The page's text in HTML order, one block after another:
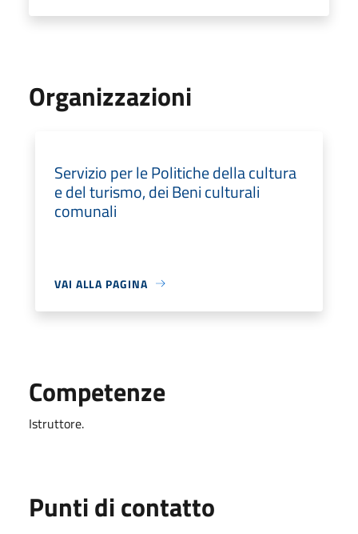
Organizzazioni
Servizio per le Politiche della cultura
e del turismo, dei Beni culturali
comunali
VAI ALLA PAGINA
Competenze
Istruttore.
Punti di contatto